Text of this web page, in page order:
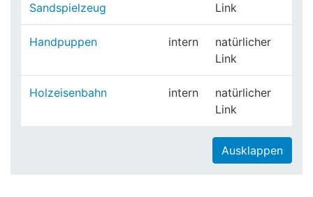
Sandspielzeug
Link
Handpuppen intern
natürlicher
Link
Holzeisenbahn intern
natürlicher
Link
Ausklappen